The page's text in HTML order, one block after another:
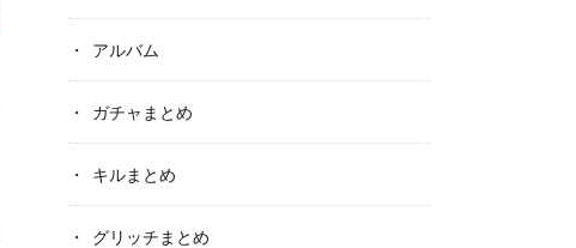
アルバム
ガチャまとめ
キルまとめ
グリッチまとめ